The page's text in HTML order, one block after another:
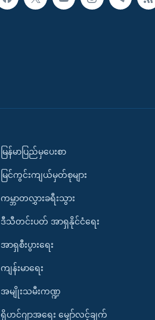
မြန်မာပြည်မှပေးစာ
မြင်ကွင်းကျယ်မှတ်စုများ
ကမ္ဘာတလွှားခရီးသွား
ဒီသီတင်းပတ် အာရှနိုင်ငံရေး
အာရှစီးပွားရေး
ကျန်းမာရေး
အမျိုးသမီးကဏ္ဍ
ရိုဟင်ဂျာအရေး မျှော်လင့်ချက်